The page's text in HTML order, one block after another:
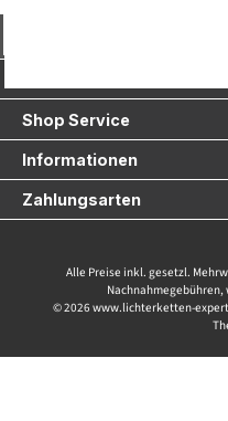
Shop Service
Informationen
Zahlungsarten
Alle Preise inkl. gesetzl.
© 2026 www.lichterketten-